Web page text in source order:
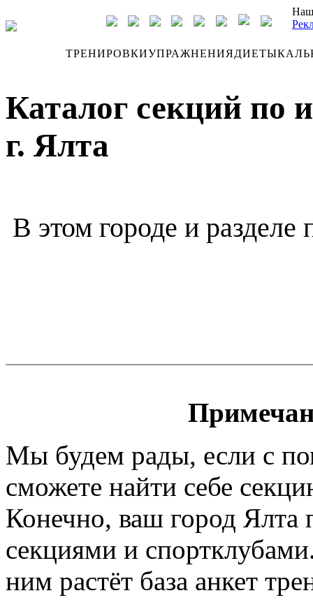
ТРЕНИРОВКИУПРАЖНЕНИЯДИЕТЫ
Каталог секций по
г. Ялта
В этом городе и
Мы будем рады, если с
сможете найти себе
Конечно, ваш город Ялта
секциями и
ним растёт база анкет